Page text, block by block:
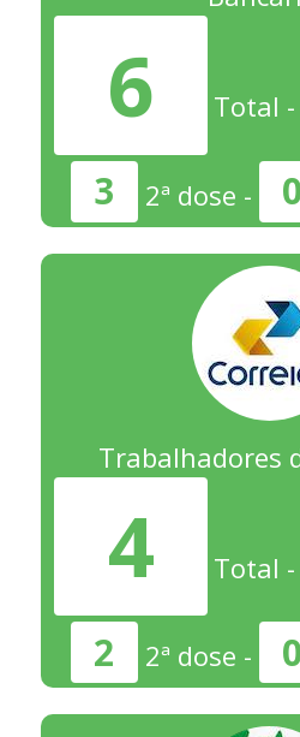
6 Total -
3 2ª dose - 0
Trabalhadores
4 Total -
2 2ª dose - 0